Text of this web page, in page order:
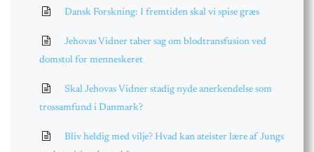
Dansk Forskning: I fremtiden skal vi spise græs
Jehovas Vidner taber sag om blodtransfusion ved
domstol for menneskeret
Skal Jehovas Vidner stadig nyde anerkendelse som
trossamfund i Danmark?
Bliv heldig med vilje? Hvad kan ateister lære af Jungs